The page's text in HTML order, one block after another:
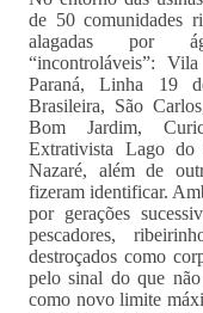
de 50 comunidades
alagadas por
“incontroláveis”:
Paraná, Linha 19
Brasileira, São
Bom Jardim,
Extrativista Lago do
Nazaré, além de
fizeram identificar.
por gerações
pescadores,
destroçados como
pelo sinal do que
como novo limite